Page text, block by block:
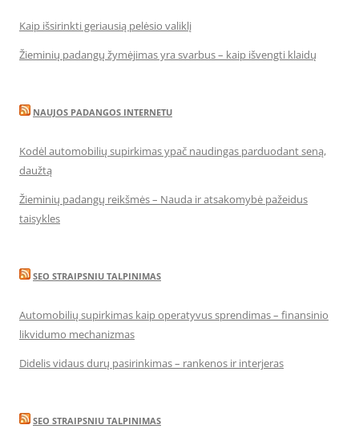
Kaip išsirinkti geriausią pelėsio valiklį
Žieminių padangų žymėjimas yra svarbus – kaip išvengti klaidų
NAUJOS PADANGOS INTERNETU
Kodėl automobilių supirkimas ypač naudingas parduodant seną,
daužtą
Žieminių padangų reikšmės – Nauda ir atsakomybė pažeidus
taisykles
SEO STRAIPSNIU TALPINIMAS
Automobilių supirkimas kaip operatyvus sprendimas – finansinio
likvidumo mechanizmas
Didelis vidaus durų pasirinkimas – rankenos ir interjeras
SEO STRAIPSNIU TALPINIMAS